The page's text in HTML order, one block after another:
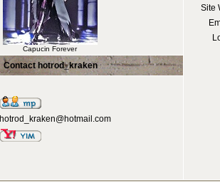
Capucin Forever
Site
Contact hotrod_kraken
hotrod_kraken@hotmail.com